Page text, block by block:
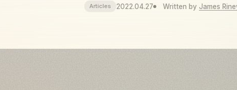
Articles 2022.04.27 Written by James